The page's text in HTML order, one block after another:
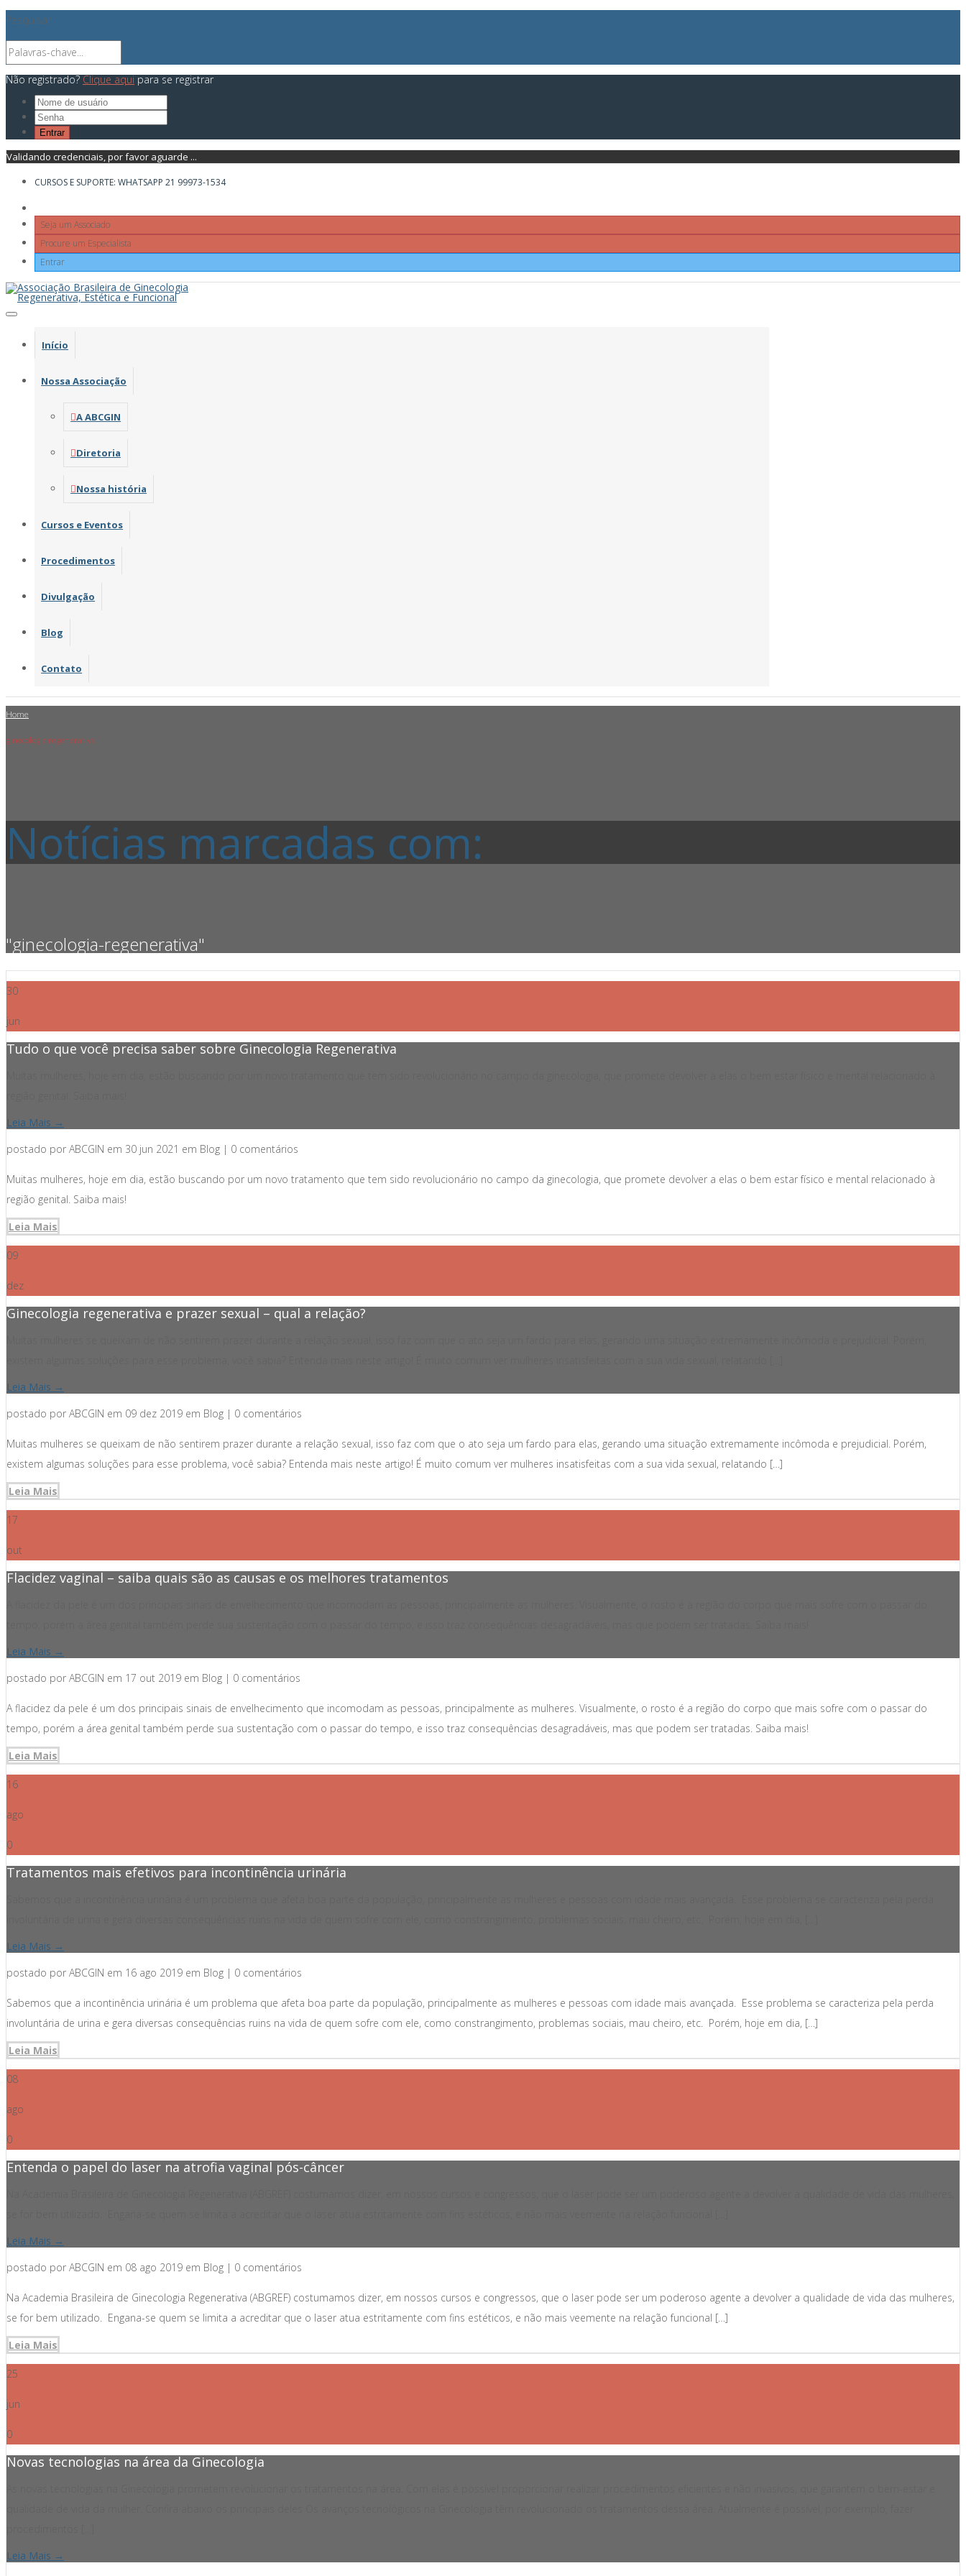
Pesquisar
Não registrado?Clique aquipara se registrar
Validando credenciais, por favor aguarde ...
CURSOS E SUPORTE: WHATSAPP 21 99973-1534
Seja um Associado
Procure um Especialista
Entrar
Início
Nossa Associação
A ABCGIN
Diretoria
Nossa história
Cursos e Eventos
Procedimentos
Divulgação
Blog
Contato
Home
ginecologia regenerativa
Notícias marcadas com:
"ginecologia-regenerativa"
30
jun
Tudo o que você precisa saber sobre Ginecologia Regenerativa
Leia Mais →
postado por ABCGIN em 30 jun 2021 em Blog | 0 comentários
Muitas mulheres, hoje em dia, estão buscando por um novo tratamento que tem sido revolucionário no campo da ginecologia, que promete devolver a elas o bem estar físico e mental relacionado à
região genital. Saiba mais!
Leia Mais
09
dez
Ginecologia regenerativa e prazer sexual – qual a relação?
Leia Mais →
postado por ABCGIN em 09 dez 2019 em Blog | 0 comentários
Muitas mulheres se queixam de não sentirem prazer durante a relação sexual, isso faz com que o ato seja um fardo para elas, gerando uma situação extremamente incômoda e prejudicial. Porém,
existem algumas soluções para esse problema, você sabia? Entenda mais neste artigo! É muito comum ver mulheres insatisfeitas com a sua vida sexual, relatando […]
Leia Mais
17
out
Flacidez vaginal – saiba quais são as causas e os melhores tratamentos
Leia Mais →
postado por ABCGIN em 17 out 2019 em Blog | 0 comentários
A flacidez da pele é um dos principais sinais de envelhecimento que incomodam as pessoas, principalmente as mulheres. Visualmente, o rosto é a região do corpo que mais sofre com o passar do
tempo, porém a área genital também perde sua sustentação com o passar do tempo, e isso traz consequências desagradáveis, mas que podem ser tratadas. Saiba mais!
Leia Mais
16
ago
0
Tratamentos mais efetivos para incontinência urinária
Leia Mais →
postado por ABCGIN em 16 ago 2019 em Blog | 0 comentários
Sabemos que a incontinência urinária é um problema que afeta boa parte da população, principalmente as mulheres e pessoas com idade mais avançada. Esse problema se caracteriza pela perda
involuntária de urina e gera diversas consequências ruins na vida de quem sofre com ele, como constrangimento, problemas sociais, mau cheiro, etc. Porém, hoje em dia, […]
Leia Mais
08
ago
0
Entenda o papel do laser na atrofia vaginal pós-câncer
Leia Mais →
postado por ABCGIN em 08 ago 2019 em Blog | 0 comentários
Na Academia Brasileira de Ginecologia Regenerativa (ABGREF) costumamos dizer, em nossos cursos e congressos, que o laser pode ser um poderoso agente a devolver a qualidade de vida das mulheres,
se for bem utilizado. Engana-se quem se limita a acreditar que o laser atua estritamente com fins estéticos, e não mais veemente na relação funcional […]
Leia Mais
25
jun
0
Novas tecnologias na área da Ginecologia
Leia Mais →